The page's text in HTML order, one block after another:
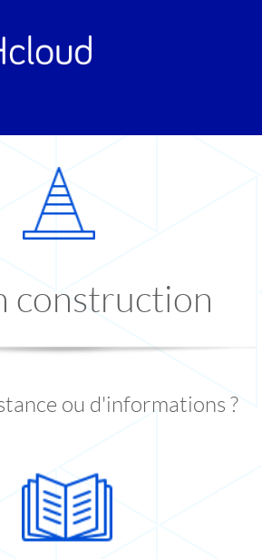
construction
ou d'informations ?